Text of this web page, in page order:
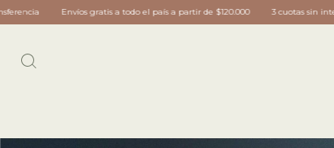
el país a partir de $120.000 3 cuotas sin interes 15% off transferencia